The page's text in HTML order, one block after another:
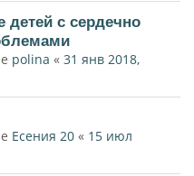
детей с сердечно
polina « 31 янв 2018,
Есения 20 « 15 июл